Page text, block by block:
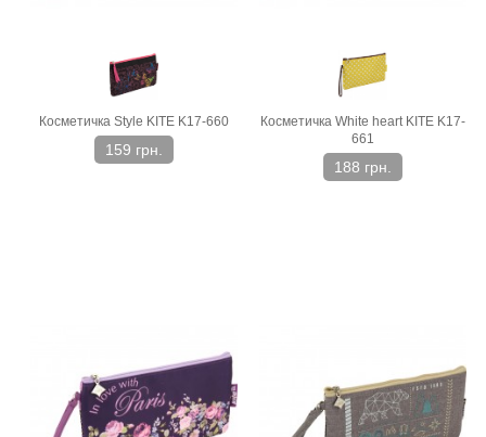
Косметичка Style KITE K17-660
159 грн.
Косметичка White heart KITE K17-
661
188 грн.